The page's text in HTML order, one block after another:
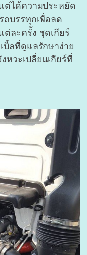
ต่ได้ความประหยัด
ถบรรทุกเพื่อลด
ละครั้ง ชุดเกียร์
บิ้ลที่ดูแลรักษาง่าย
หวะเปลี่ยนเกียร์ที่